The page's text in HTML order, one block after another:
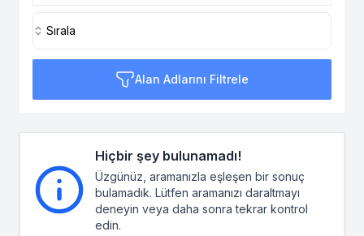
Sırala
Alan Adlarını Filtrele
Hiçbir şey bulunamadı!
Üzgünüz, aramanızla eşleşen bir sonuç
bulamadık. Lütfen aramanızı daraltmayı
deneyin veya daha sonra tekrar kontrol
edin.